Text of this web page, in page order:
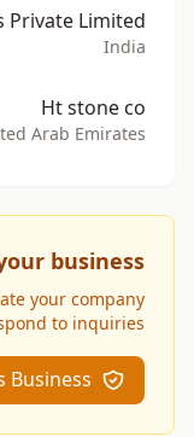
Private Limited
India
Ht stone co
Arab Emirates
business?
your company
to inquiries.
Business